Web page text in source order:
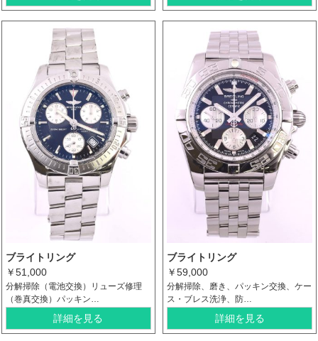
ブライトリング
￥51,000
分解掃除（電池交換）リューズ修理
（巻真交換）パッキン…
詳細を見る
ブライトリング
￥59,000
分解掃除、磨き、パッキン交換、ケー
ス・ブレス洗浄、防…
詳細を見る